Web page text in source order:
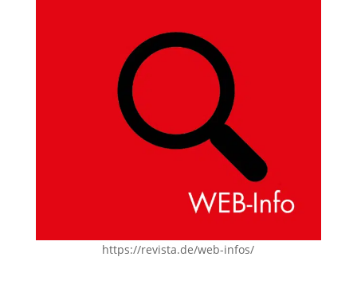
https://revista.de/web-infos/